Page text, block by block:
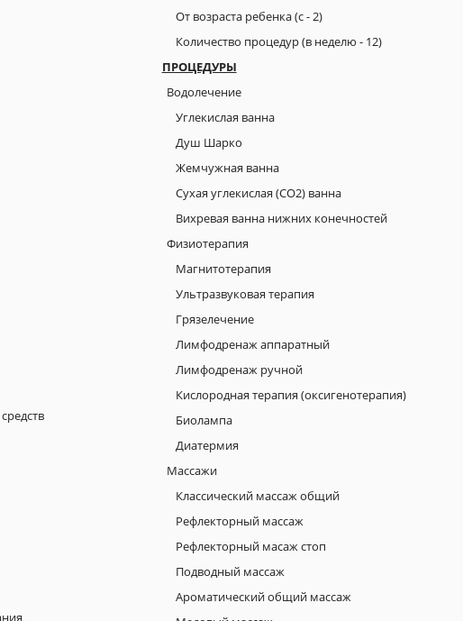
От возраста ребенка (с - 2)
Количество процедур (в неделю - 12)
ПРОЦЕДУРЫ
Водолечение
Углекислая ванна
Душ Шарко
Жемчужная ванна
Сухая углекислая (СО2) ванна
Вихревая ванна нижних конечностей
Физиотерапия
Магнитотерапия
Ультразвуковая терапия
Грязелечение
Лимфодренаж аппаратный
Лимфодренаж ручной
Кислородная терапия (оксигенотерапия)
Биолампа
Диатермия
Массажи
Классический массаж общий
Рефлекторный массаж
Рефлекторный масаж стоп
Подводный массаж
Ароматический общий массаж